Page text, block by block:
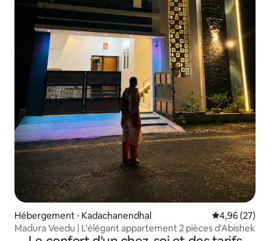
Hébergement ⋅ Kadachanendhal Évaluation
4,96 (27)
Madura Veedu | L'élégant appartement 2 pièces d'Abishek